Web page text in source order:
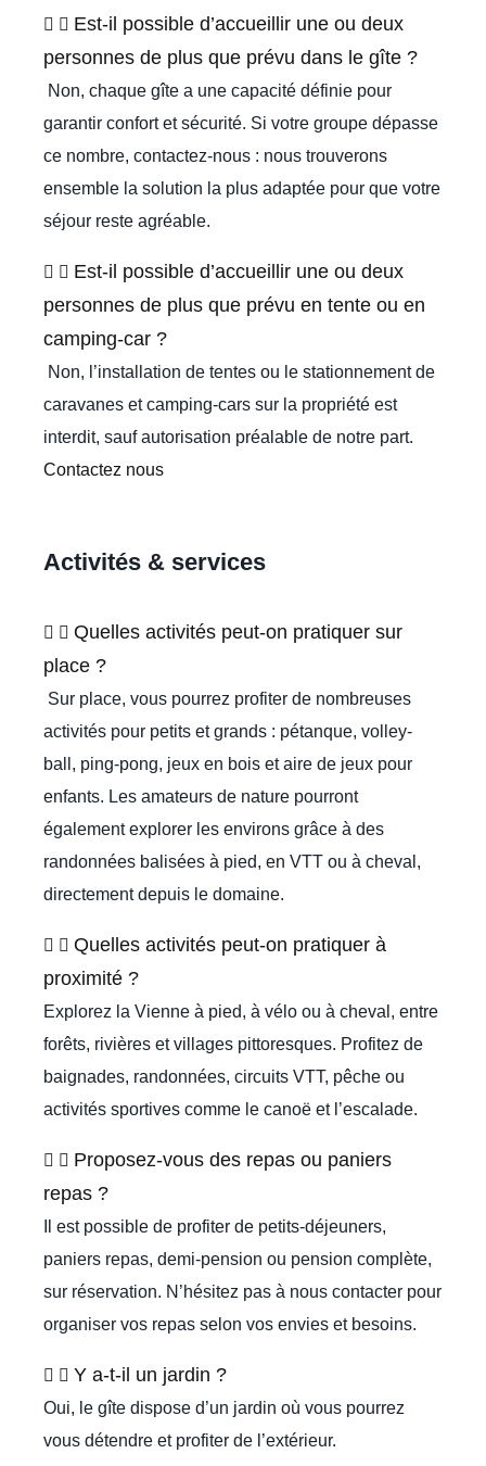
Est-il possible d’accueillir une ou deux
personnes de plus que prévu dans le gîte ?
Non, chaque gîte a une capacité définie pour
garantir confort et sécurité. Si votre groupe dépasse
ce nombre, contactez-nous : nous trouverons
ensemble la solution la plus adaptée pour que votre
séjour reste agréable.
Est-il possible d’accueillir une ou deux
personnes de plus que prévu en tente ou en
camping-car ?
Non, l’installation de tentes ou le stationnement de
caravanes et camping-cars sur la propriété est
interdit, sauf autorisation préalable de notre part.
Contactez nous
Activités & services
Quelles activités peut-on pratiquer sur
place ?
Sur place, vous pourrez profiter de nombreuses
activités pour petits et grands : pétanque, volley-
ball, ping-pong, jeux en bois et aire de jeux pour
enfants. Les amateurs de nature pourront
également explorer les environs grâce à des
randonnées balisées à pied, en VTT ou à cheval,
directement depuis le domaine.
Quelles activités peut-on pratiquer à
proximité ?
Explorez la Vienne à pied, à vélo ou à cheval, entre
forêts, rivières et villages pittoresques. Profitez de
baignades, randonnées, circuits VTT, pêche ou
activités sportives comme le canoë et l’escalade.
Proposez-vous des repas ou paniers
repas ?
Il est possible de profiter de petits-déjeuners,
paniers repas, demi-pension ou pension complète,
sur réservation. N’hésitez pas à nous contacter pour
organiser vos repas selon vos envies et besoins.
Y a-t-il un jardin ?
Oui, le gîte dispose d’un jardin où vous pourrez
vous détendre et profiter de l’extérieur.